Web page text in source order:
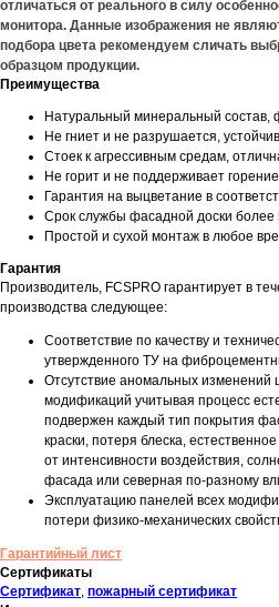
отличаться от реального в силу
монитора. Данные изображения не
подбора цвета рекомендуем сличать
образцом продукции.
Преимущества
Натуральный минеральный состав,
Не гниет и не разрушается,
Стоек к агрессивным средам,
Не горит и не поддерживает горение
Гарантия на выцветание в
Срок службы фасадной доски более
Простой и сухой монтаж в любое
Гарантия
Производитель, FCSPRO гарантирует в
производства следующее:
Соответствие по качеству и
утвержденного ТУ на
Отсутствие аномальных изменений
модификаций учитывая процесс
подвержен каждый тип покрытия
краски, потеря блеска,
от интенсивности воздействия,
фасада или северная по-разному
Эксплуатацию панелей всех
потери физико-механических
Гарантийный лист
Сертификаты
Сертификат пожарный сертификат